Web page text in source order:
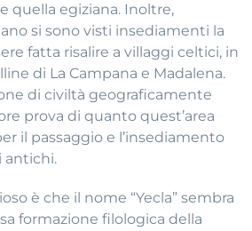
quella egiziana. Inoltre,
si sono visti insediamenti la
fatta risalire a villaggi celtici, in
di La Campana e Madalena.
di civiltà geograficamente
prova di quanto quest’area
il passaggio e l’insediamento
antichi.
è che il nome “Yecla” sembra
formazione filologica della